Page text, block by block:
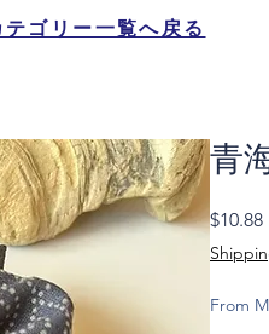
テゴリー一覧へ戻る
青
$10.88価
From